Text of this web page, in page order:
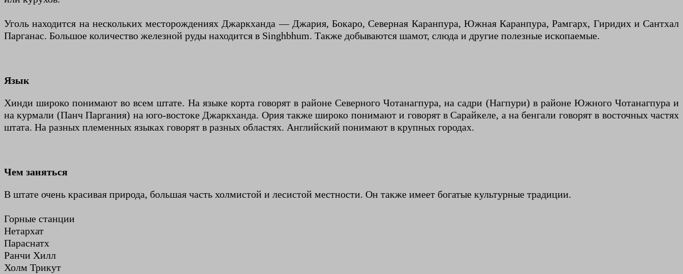
Уголь находится на нескольких месторождениях Джаркханда — Джария, Бокаро, Северная Каранпура, Южная Каранпура, Рамгарх, Гиридих и Сантхал
Парганас. Большое количество железной руды находится в Singhbhum. Также добываются шамот, слюда и другие полезные ископаемые.
Язык
Хинди широко понимают во всем штате. На языке корта говорят в районе Северного Чотанагпура, на садри (Нагпури) в районе Южного Чотанагпура и
на курмали (Панч Паргания) на юго-востоке Джаркханда. Ория также широко понимают и говорят в Сарайкеле, а на бенгали говорят в восточных частях
штата. На разных племенных языках говорят в разных областях. Английский понимают в крупных городах.
Чем заняться
В штате очень красивая природа, большая часть холмистой и лесистой местности. Он также имеет богатые культурные традиции.
Горные станции
Нетархат
Параснатх
Ранчи Хилл
Холм Трикут